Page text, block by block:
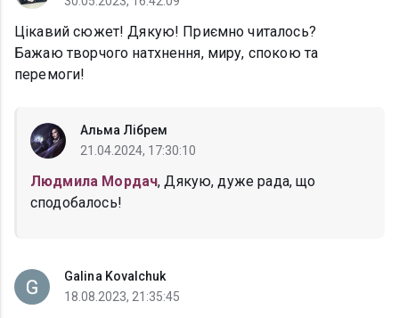
Цікавий сюжет! Дякую! Приємно читалось?
Бажаю творчого натхнення, миру, спокою та
перемоги!
Альма Лібрем
21.04.2024, 17:30:10
Людмила Мордач, Дякую, дуже рада, що
сподобалось!
Galina Kovalchuk
18.08.2023, 21:35:45